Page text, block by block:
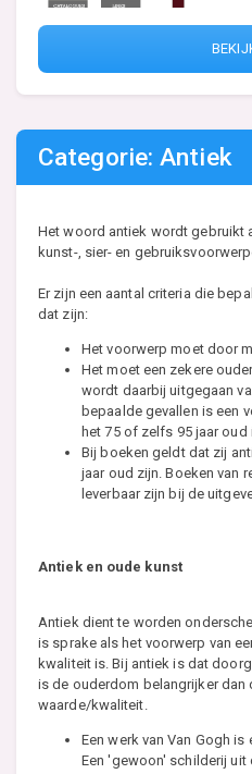
Categorie: Antiek
Het woord antiek wordt gebruikt
kunst-, sier- en
Er zijn een aantal criteria die
dat zijn:
Het voorwerp moet door
Het moet een zekere
wordt daarbij uitgegaan
bepaalde gevallen is een
het 75 of zelfs 95 jaar oud
Bij boeken geldt dat zij
jaar oud zijn. Boeken van
leverbaar zijn bij de
Antiek en oude kunst
Antiek dient te worden
is sprake als het voorwerp van
kwaliteit is. Bij antiek is dat
is de ouderdom belangrijker dan
waarde/kwaliteit.
Een werk van Van Gogh
Een 'gewoon' schilderij